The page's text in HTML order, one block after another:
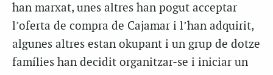
han marxat, unes altres han pogut acceptar
l’oferta de compra de Cajamar i l’han adquirit,
algunes altres estan okupant i un grup de dotze
famílies han decidit organitzar-se i iniciar un